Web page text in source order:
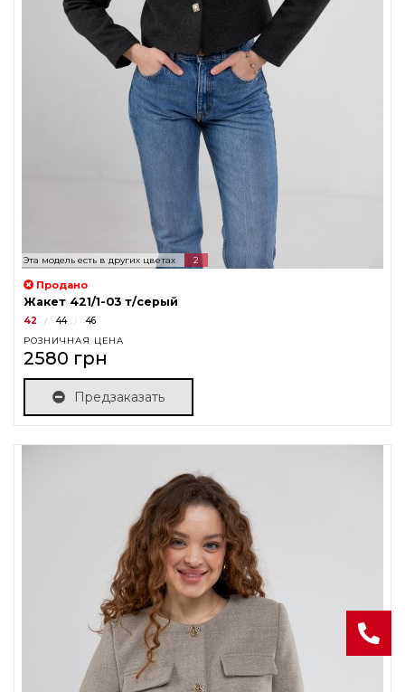
Эта модель есть в других цветах 2
Продано
Жакет 421/1-03 т/серый
42 44 46
РОЗНИЧНАЯ ЦЕНА
2580 грн
Предзаказать